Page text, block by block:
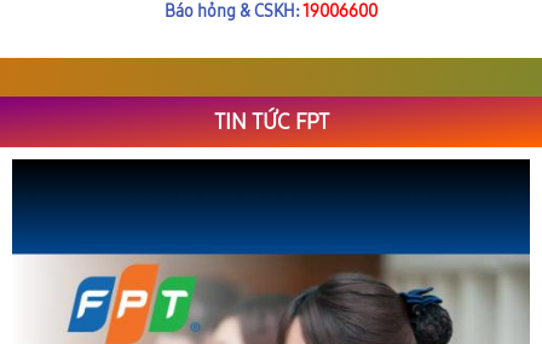
Báo hỏng & CSKH:19006600
TIN TỨC FPT